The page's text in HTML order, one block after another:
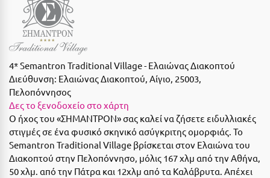
Ελούντα Κρήτης
Ερέτρια
Ερμιόνη
Εύβοια
Ευρυτανία
Ζ
Ζαγοροχώρια
4* Semantron Traditional Village - Ελαιώνας Διακοπτού
Διεύθυνση: Ελαιώνας Διακοπτού, Αίγιο, 25003,
Πελοπόννησος
Δες το ξενοδοχείο στο χάρτη
Ο ήχος του «ΣΗΜΑΝΤΡΟΝ» σας καλεί να ζήσετε ειδυλλιακές
στιγμές σε ένα φυσικό σκηνικό ασύγκριτης ομορφιάς. Το
Semantron Traditional Village βρίσκεται στον Ελαιώνα του
Διακοπτού στην Πελοπόννησο, μόλις 167 χλμ από την Αθήνα,
50 χλμ. από την Πάτρα και 12χλμ από τα Καλάβρυτα. Απέχει